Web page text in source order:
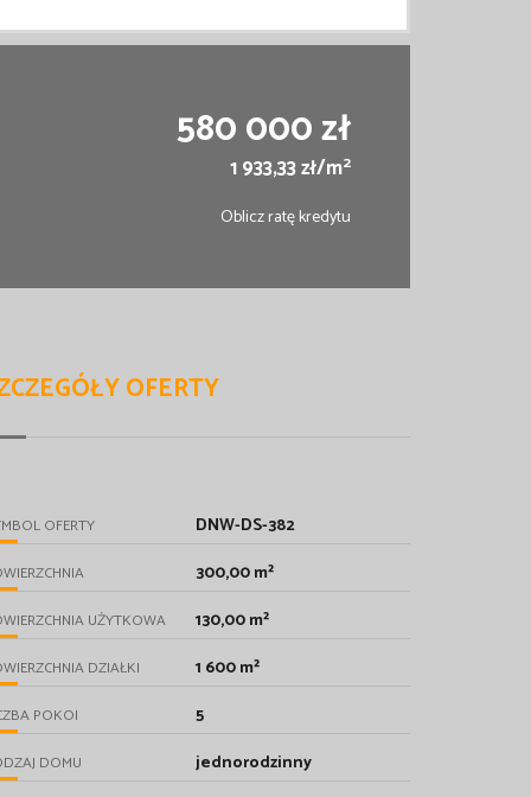
580 000 zł
1 933,33 zł/m2
Oblicz ratę kredytu
OFERTY
OFERTY DNW-DS-382
300,00 m²
UŻYTKOWA 130,00 m²
DZIAŁKI 1 600 m²
POKOI 5
DOMU jednorodzinny